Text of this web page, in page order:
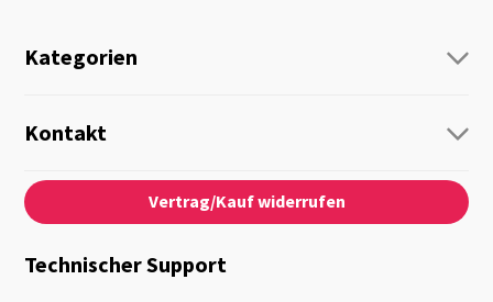
Kategorien
Personenführung
Audio
Notfallvorsorge
Motorrad
Kontakt
Kontaktformular
Über Uns
News
Kataloge
Vertrag/Kauf widerrufen
Technischer Support